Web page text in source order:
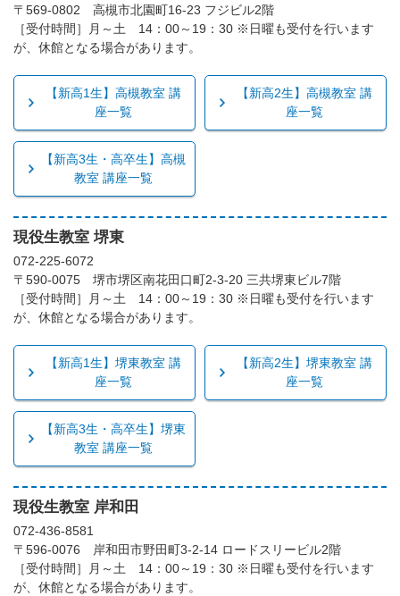
〒569-0802 高槻市北園町16-23 フジビル2階
［受付時間］月～土 14：00～19：30 ※日曜も受付を行います
が、休館となる場合があります。
【新高1生】高槻教室 講
座一覧
【新高2生】高槻教室 講
座一覧
【新高3生・高卒生】高槻
教室 講座一覧
現役生教室 堺東
072-225-6072
〒590-0075 堺市堺区南花田口町2-3-20 三共堺東ビル7階
［受付時間］月～土 14：00～19：30 ※日曜も受付を行います
が、休館となる場合があります。
【新高1生】堺東教室 講
座一覧
【新高2生】堺東教室 講
座一覧
【新高3生・高卒生】堺東
教室 講座一覧
現役生教室 岸和田
072-436-8581
〒596-0076 岸和田市野田町3-2-14 ロードスリービル2階
［受付時間］月～土 14：00～19：30 ※日曜も受付を行います
が、休館となる場合があります。